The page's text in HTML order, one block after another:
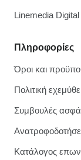
Πληροφορίες
Όροι και
Πολιτική
Συμβουλές
Κατάλογος
Linemedia